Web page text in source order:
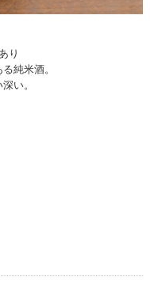
り
純米酒。
い。